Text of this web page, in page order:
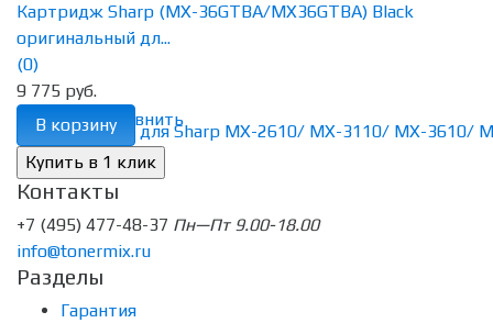
избранное сравнить
Картридж Sharp (MX-36GTBA/MX36GTBA) Black
оригинальный дл...
(0)
9 775 руб.
В корзину
Контакты
+7 (495) 477-48-37 Пн—Пт 9.00-18.00
info@tonermix.ru
Разделы
Гарантия